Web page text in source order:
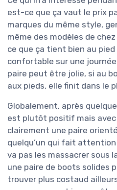
est-ce que ça vaut le prix
marques du même style,
même des modèles de
ce que ça tient bien au
confortable sur une journée
paire peut être jolie, si au
aux pieds, elle finit dans le
Globalement, après
est plutôt positif mais avec
clairement une paire
quelqu’un qui fait
va pas les massacrer sous
une paire de boots solides
trouver plus costaud